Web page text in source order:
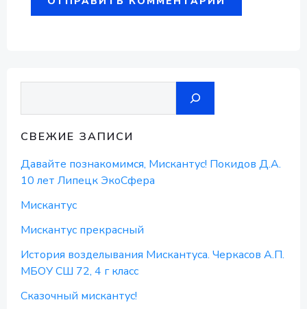
СВЕЖИЕ ЗАПИСИ
Давайте познакомимся, Мискантус! Покидов Д.А.
10 лет Липецк ЭкоСфера
Мискантус
Мискантус прекрасный
История возделывания Мискантуса. Черкасов А.П.
МБОУ СШ 72, 4 г класс
Сказочный мискантус!